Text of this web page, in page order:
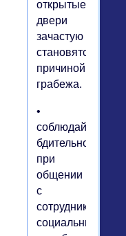
открытые
двери
зачастую
становятся
причиной
грабежа.
•
соблюдайте
бдительность
при
общении
с
сотрудниками
социальных